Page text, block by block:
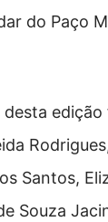
do Paço
edição
Santos,
Souza